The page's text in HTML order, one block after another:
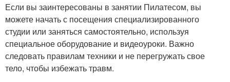
Если вы заинтересованы в занятии Пилатесом, вы
можете начать с посещения специализированного
студии или заняться самостоятельно, используя
специальное оборудование и видеоуроки. Важно
следовать правилам техники и не перегружать свое
тело, чтобы избежать травм.